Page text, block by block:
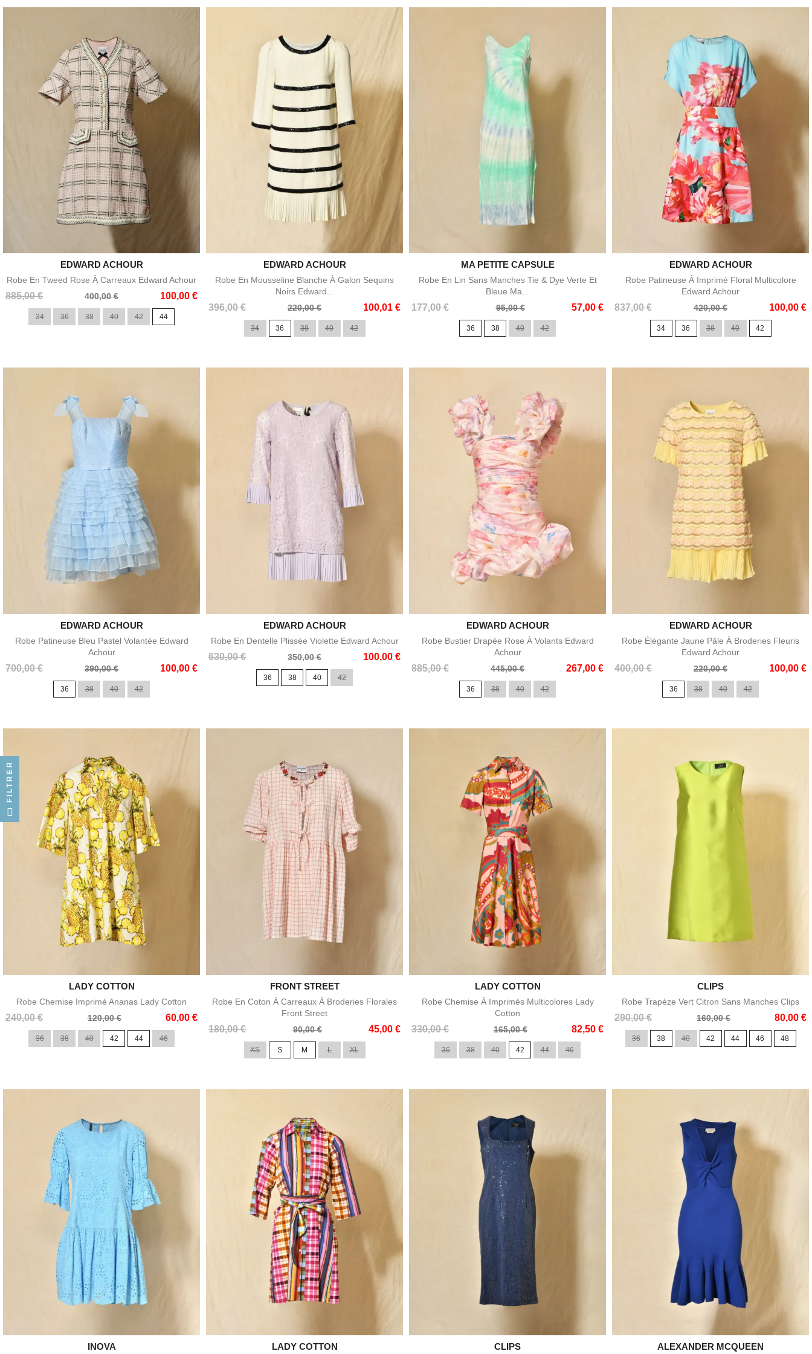
Aperçu rapide
EDWARD ACHOUR
Robe En Tweed Rose À Carreaux Edward Achour
885,00 €
Prix
400,00 € 100,00 €
Prix
34 36 38 40 42 44
Aperçu rapide
EDWARD ACHOUR
Robe En Mousseline Blanche À Galon Sequins
Noirs Edward...
396,00 €
Prix
220,00 € 100,01 €
Prix
34 36 38 40 42
Aperçu rapide
MA PETITE CAPSULE
Robe En Lin Sans Manches Tie & Dye Verte Et
Bleue Ma...
177,00 €
Prix
95,00 € 57,00 €
Prix
36 38 40 42
Aperçu rapide
EDWARD ACHOUR
Robe Patineuse À Imprimé Floral Multicolore
Edward Achour
837,00 €
Prix
420,00 € 100,00 €
Prix
34 36 38 40 42
Aperçu rapide
EDWARD ACHOUR
Robe Patineuse Bleu Pastel Volantée Edward
Achour
700,00 €
Prix
390,00 € 100,00 €
Prix
36 38 40 42
Aperçu rapide
EDWARD ACHOUR
Robe En Dentelle Plissée Violette Edward Achour
630,00 €
Prix
350,00 € 100,00 €
Prix
36 38 40 42
Aperçu rapide
EDWARD ACHOUR
Robe Bustier Drapée Rose À Volants Edward
Achour
885,00 €
Prix
445,00 € 267,00 €
Prix
36 38 40 42
Aperçu rapide
EDWARD ACHOUR
Robe Élégante Jaune Pâle À Broderies Fleuris
Edward Achour
400,00 €
Prix
220,00 € 100,00 €
Prix
36 38 40 42
Aperçu rapide
LADY COTTON
Robe Chemise Imprimé Ananas Lady Cotton
240,00 €
Prix
120,00 € 60,00 €
Prix
36 38 40 42 44 46
Aperçu rapide
FRONT STREET
Robe En Coton À Carreaux À Broderies Florales
Front Street
180,00 €
Prix
90,00 € 45,00 €
Prix
XS S M L XL
Aperçu rapide
LADY COTTON
Robe Chemise À Imprimés Multicolores Lady
Cotton
330,00 €
Prix
165,00 € 82,50 €
Prix
36 38 40 42 44 46
Aperçu rapide
CLIPS
Robe Trapèze Vert Citron Sans Manches Clips
290,00 €
Prix
base
160,00 € 80,00 €
Prix
36 38 40 42 44 46 48
Aperçu rapide
INOVA Aperçu rapide
LADY COTTON Aperçu rapide
CLIPS Aperçu rapide
ALEXANDER MCQUEEN
FILTRER